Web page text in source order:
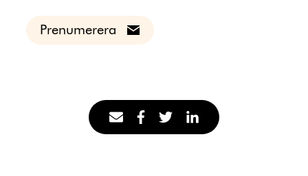
Prenumerera